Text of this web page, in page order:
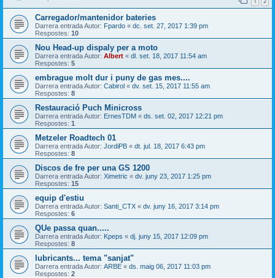
Carregador/mantenidor bateries
Darrera entrada Autor: Fpardo « dc. set. 27, 2017 1:39 pm
Respostes: 10
Nou Head-up dispaly per a moto
Darrera entrada Autor: Albert « dl. set. 18, 2017 11:54 am
Respostes: 5
embrague molt dur i puny de gas mes....
Darrera entrada Autor: Cabirol « dv. set. 15, 2017 11:55 am
Respostes: 8
Restauració Puch Minicross
Darrera entrada Autor: ErnesTDM « ds. set. 02, 2017 12:21 pm
Respostes: 1
Metzeler Roadtech 01
Darrera entrada Autor: JordiPB « dt. jul. 18, 2017 6:43 pm
Respostes: 8
Discos de fre per una GS 1200
Darrera entrada Autor: Ximetric « dv. juny 23, 2017 1:25 pm
Respostes: 15
equip d'estiu
Darrera entrada Autor: Santi_CTX « dv. juny 16, 2017 3:14 pm
Respostes: 6
QUe passa quan.....
Darrera entrada Autor: Kpeps « dj. juny 15, 2017 12:09 pm
Respostes: 8
lubricants... tema "sanjat"
Darrera entrada Autor: ARBE « ds. maig 06, 2017 11:03 pm
Respostes: 2